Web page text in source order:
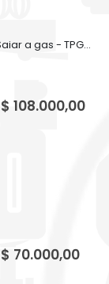
Termotanque de pie 80 LTS Saiar a gas - TPG080MSA
$ 108.000,00
$ 70.000,00